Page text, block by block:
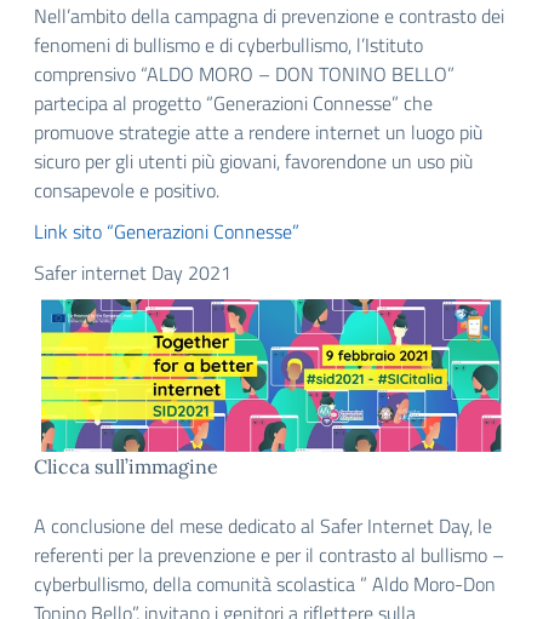
Nell’ambito della campagna di prevenzione e contrasto dei
fenomeni di bullismo e di cyberbullismo, l’Istituto
comprensivo “ALDO MORO – DON TONINO BELLO”
partecipa al progetto “Generazioni Connesse” che
promuove strategie atte a rendere internet un luogo più
sicuro per gli utenti più giovani, favorendone un uso più
consapevole e positivo.
Link sito “Generazioni Connesse”
Safer internet Day 2021
Clicca sull’immagine
A conclusione del mese dedicato al Safer Internet Day, le
referenti per la prevenzione e per il contrasto al bullismo –
cyberbullismo, della comunità scolastica ” Aldo Moro-Don
Tonino Bello”, invitano i genitori a riflettere sulla